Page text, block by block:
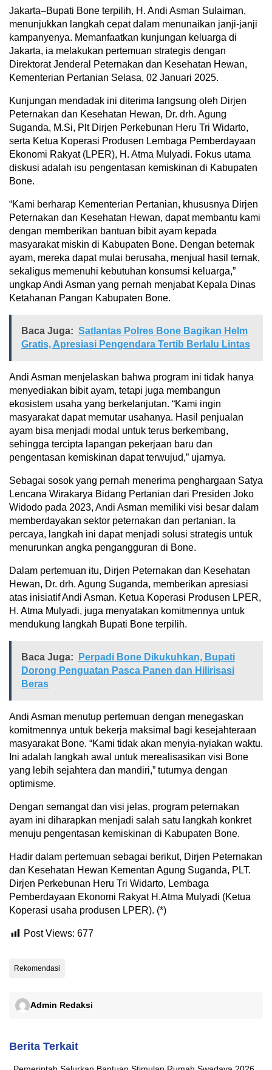
Jakarta–Bupati Bone terpilih, H. Andi Asman Sulaiman,
menunjukkan langkah cepat dalam menunaikan janji-janji
kampanyenya. Memanfaatkan kunjungan keluarga di
Jakarta, ia melakukan pertemuan strategis dengan
Direktorat Jenderal Peternakan dan Kesehatan Hewan,
Kementerian Pertanian Selasa, 02 Januari 2025.
Kunjungan mendadak ini diterima langsung oleh Dirjen
Peternakan dan Kesehatan Hewan, Dr. drh. Agung
Suganda, M.Si, Plt Dirjen Perkebunan Heru Tri Widarto,
serta Ketua Koperasi Produsen Lembaga Pemberdayaan
Ekonomi Rakyat (LPER), H. Atma Mulyadi. Fokus utama
diskusi adalah isu pengentasan kemiskinan di Kabupaten
Bone.
“Kami berharap Kementerian Pertanian, khususnya Dirjen
Peternakan dan Kesehatan Hewan, dapat membantu kami
dengan memberikan bantuan bibit ayam kepada
masyarakat miskin di Kabupaten Bone. Dengan beternak
ayam, mereka dapat mulai berusaha, menjual hasil ternak,
sekaligus memenuhi kebutuhan konsumsi keluarga,”
ungkap Andi Asman yang pernah menjabat Kepala Dinas
Ketahanan Pangan Kabupaten Bone.
Baca Juga: Satlantas Polres Bone Bagikan Helm
Gratis, Apresiasi Pengendara Tertib Berlalu Lintas
Andi Asman menjelaskan bahwa program ini tidak hanya
menyediakan bibit ayam, tetapi juga membangun
ekosistem usaha yang berkelanjutan. “Kami ingin
masyarakat dapat memutar usahanya. Hasil penjualan
ayam bisa menjadi modal untuk terus berkembang,
sehingga tercipta lapangan pekerjaan baru dan
pengentasan kemiskinan dapat terwujud,” ujarnya.
Sebagai sosok yang pernah menerima penghargaan Satya
Lencana Wirakarya Bidang Pertanian dari Presiden Joko
Widodo pada 2023, Andi Asman memiliki visi besar dalam
memberdayakan sektor peternakan dan pertanian. Ia
percaya, langkah ini dapat menjadi solusi strategis untuk
menurunkan angka pengangguran di Bone.
Dalam pertemuan itu, Dirjen Peternakan dan Kesehatan
Hewan, Dr. drh. Agung Suganda, memberikan apresiasi
atas inisiatif Andi Asman. Ketua Koperasi Produsen LPER,
H. Atma Mulyadi, juga menyatakan komitmennya untuk
mendukung langkah Bupati Bone terpilih.
Baca Juga:
Perpadi Bone Dikukuhkan, Bupati
Dorong Penguatan Pasca Panen dan Hilirisasi
Beras
Andi Asman menutup pertemuan dengan menegaskan
komitmennya untuk bekerja maksimal bagi kesejahteraan
masyarakat Bone. “Kami tidak akan menyia-nyiakan waktu.
Ini adalah langkah awal untuk merealisasikan visi Bone
yang lebih sejahtera dan mandiri,” tuturnya dengan
optimisme.
Dengan semangat dan visi jelas, program peternakan
ayam ini diharapkan menjadi salah satu langkah konkret
menuju pengentasan kemiskinan di Kabupaten Bone.
Hadir dalam pertemuan sebagai berikut, Dirjen Peternakan
dan Kesehatan Hewan Kementan Agung Suganda, PLT.
Dirjen Perkebunan Heru Tri Widarto, Lembaga
Pemberdayaan Ekonomi Rakyat H.Atma Mulyadi (Ketua
Koperasi usaha produsen LPER). (*)
Post Views: 677
Rekomendasi
Admin Redaksi
Berita Terkait